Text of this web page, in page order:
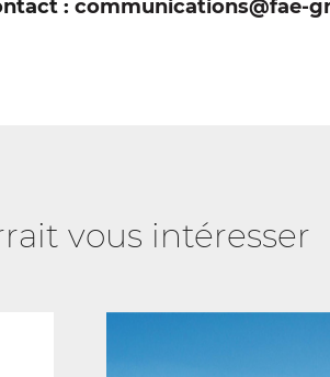
: communications@fae-
vous intéresser